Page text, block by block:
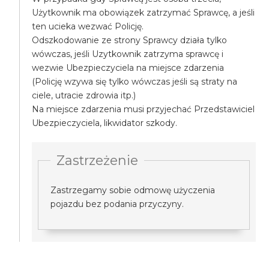
Użytkownik ma obowiązek zatrzymać Sprawcę, a jeśli
ten ucieka wezwać Policję.
Odszkodowanie ze strony Sprawcy działa tylko
wówczas, jeśli Uzytkownik zatrzyma sprawcę i
wezwie Ubezpieczyciela na miejsce zdarzenia
(Policję wzywa się tylko wówczas jeśli są straty na
ciele, utracie zdrowia itp.)
Na miejsce zdarzenia musi przyjechać Przedstawiciel
Ubezpieczyciela, likwidator szkody.
Zastrzeżenie
Zastrzegamy sobie odmowę użyczenia
pojazdu bez podania przyczyny.